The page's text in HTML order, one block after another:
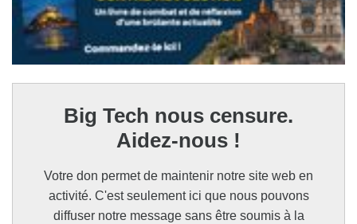
Big Tech nous censure.
Aidez-nous !
Votre don permet de maintenir notre site web en
activité. C'est seulement ici que nous pouvons
diffuser notre message sans être soumis à la